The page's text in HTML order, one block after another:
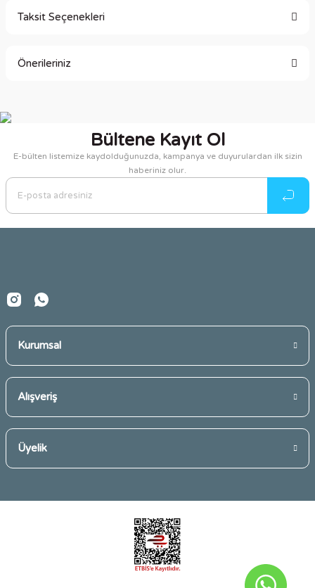
Taksit Seçenekleri
Önerileriniz
Görüş ve önerileriniz için teşekkür ederiz.
Ürün resmi kalitesiz, bozuk veya görüntülenemiyor.
Ürün açıklamasında eksik bilgiler bulunuyor.
Ürün bilgilerinde hatalar bulunuyor.
Bültene Kayıt Ol
E-bülten listemize kaydolduğunuzda, kampanya ve duyurulardan ilk sizin
haberiniz olur.
Kurumsal
Alışveriş
Üyelik